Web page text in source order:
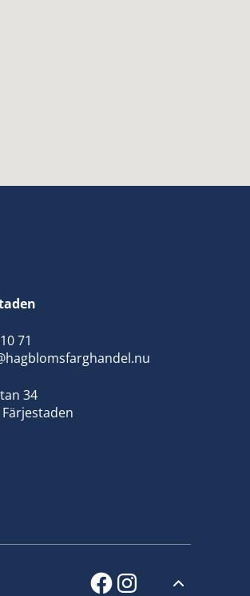
71
34
facebook
instagram